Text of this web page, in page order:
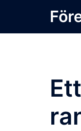
content